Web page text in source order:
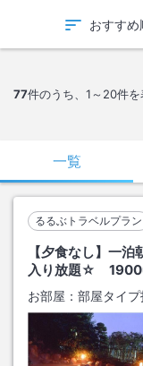
おすすめ
77件のうち、 1～20件を
一覧
るるぶトラベルプラン
【夕食なし】一
入り放題☆
お部屋： 部屋タイ